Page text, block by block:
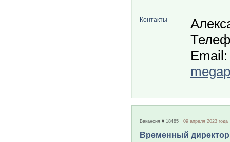
Контакты
Email:
Вакансия # 18485 09 апреля 2023 года
Временный директор